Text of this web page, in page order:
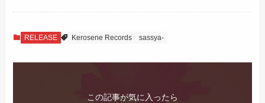
RELEASE Kerosene Records sassya-
この記事が気に入ったら